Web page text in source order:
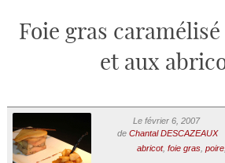
Foie gras
et aux
Le février 6, 2007
de Chantal DESCAZEAUX
abricot, foie gras, poire,